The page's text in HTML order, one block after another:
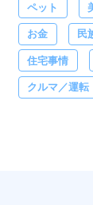
ペット
お金 民
住宅事情
クルマ／運転